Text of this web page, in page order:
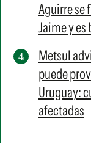
Aguirre se
Jaime y
Metsul
puede
Uruguay:
afectadas